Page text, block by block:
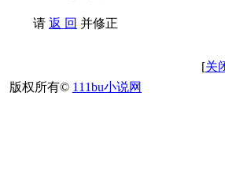
请 返 回 并修正
[关
版权所有© 111bu小说网